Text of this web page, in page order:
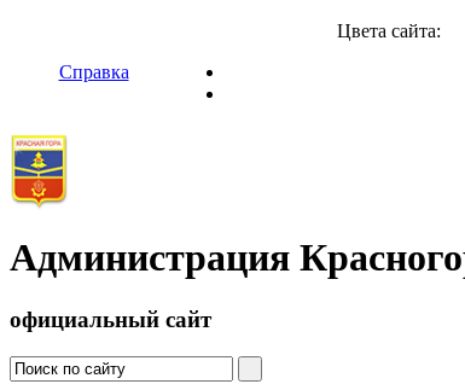
Справка
Цвета сайта:
Администрация
официальный сайт